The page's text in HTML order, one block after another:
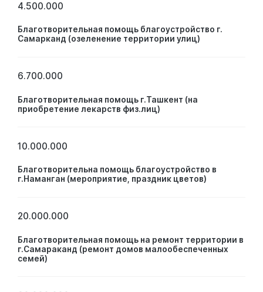
4.500.000
Благотворительная помощь благоустройство г.
Самарканд (озеленение территории улиц)
6.700.000
Благотворительная помощь г.Ташкент (на
приобретение лекарств физ.лиц)
10.000.000
Благотворительна помощь благоустройство в
г.Наманган (мероприятие, праздник цветов)
20.000.000
Благотворительная помощь на ремонт территории в
г.Самараканд (ремонт домов малообеспеченных
семей)